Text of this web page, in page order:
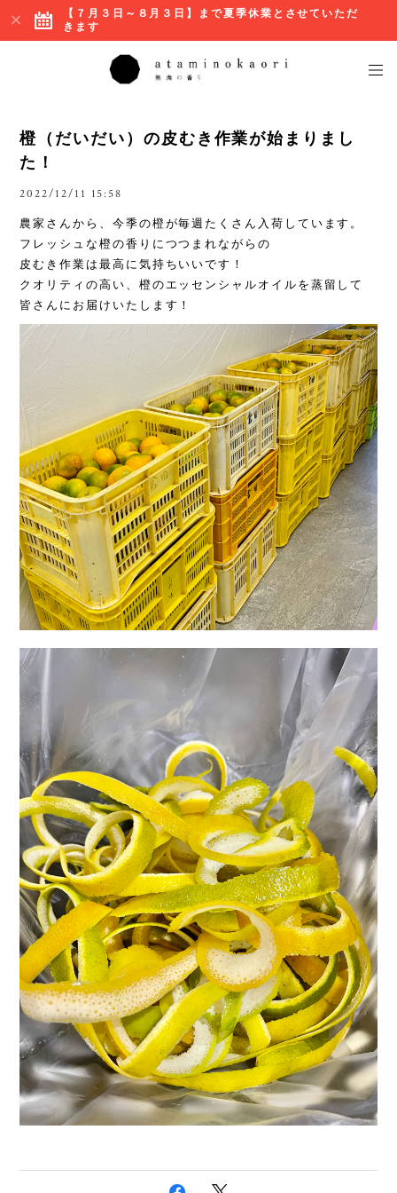
【７月３日～８月３日】まで夏季休業とさせていただ
きます
橙（だいだい）の皮むき作業が始まりまし
た！
2022/12/11 15:58
農家さんから、今季の橙が毎週たくさん入荷しています。
フレッシュな橙の香りにつつまれながらの
皮むき作業は最高に気持ちいいです！
クオリティの高い、橙のエッセンシャルオイルを蒸留して
皆さんにお届けいたします！